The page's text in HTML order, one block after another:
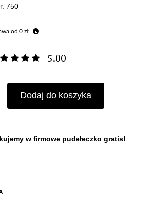
750
od 0 zł
5.00
Dodaj do koszyka
w firmowe pudełeczko gratis!